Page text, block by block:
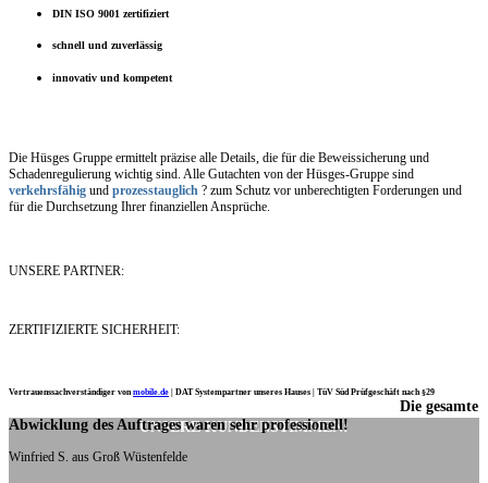
DIN ISO 9001 zertifiziert
schnell und zuverlässig
innovativ und kompetent
Die Hüsges Gruppe ermittelt präzise alle Details, die für die Beweissicherung und
Schadenregulierung wichtig sind. Alle Gutachten von der Hüsges-Gruppe sind
verkehrsfähig und prozesstauglich ? zum Schutz vor unberechtigten Forderungen und
für die Durchsetzung Ihrer finanziellen Ansprüche.
UNSERE PARTNER:
ZERTIFIZIERTE SICHERHEIT:
Vertrauenssachverständiger vonmobile.de DAT Systempartner unseres Hauses | TüV Süd Prüfgeschäft nach §29
UNSERE KUNDENSTIMMEN:
Die gesamte
Abwicklung des Auftrages waren sehr professionell!
Winfried S. aus Groß Wüstenfelde